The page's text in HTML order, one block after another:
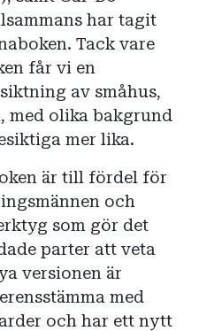
har tagit
Tack vare
får vi en
av småhus,
med olika bakgrund
mer lika.
är till fördel för
och
som gör det
parter att veta
versionen är
med
och har ett nytt